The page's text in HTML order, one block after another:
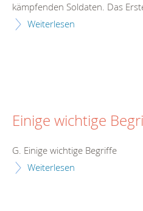
kämpfenden Soldaten. Das
Weiterlesen
Einige wichtige
G. Einige wichtige Begriffe
Weiterlesen